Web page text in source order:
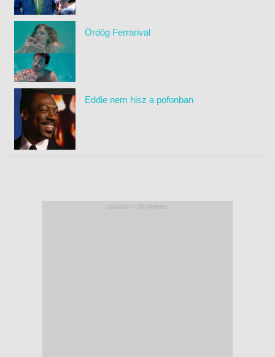
Ördög Ferrarival
Eddie nem hisz a pofonban
társadalmi célú hirdetés